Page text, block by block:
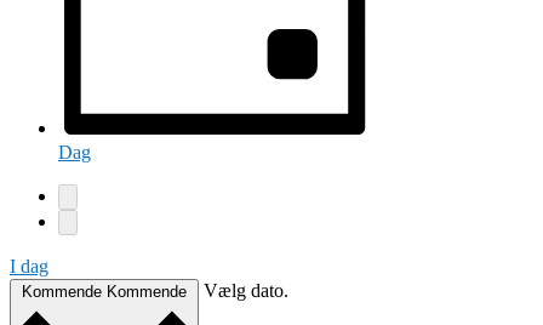
Dag
I dag
Kommende Kommende Vælg dato.